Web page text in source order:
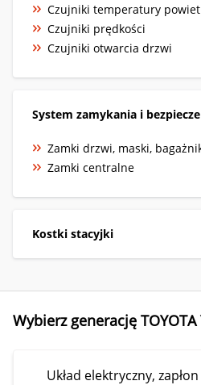
Czujniki temperatury
Czujniki prędkości
Czujniki otwarcia drzwi
System zamykania i
Zamki drzwi, maski,
Zamki centralne
Kostki stacyjki
Wybierz generację TOYOTA
Układ elektryczny, zapłon